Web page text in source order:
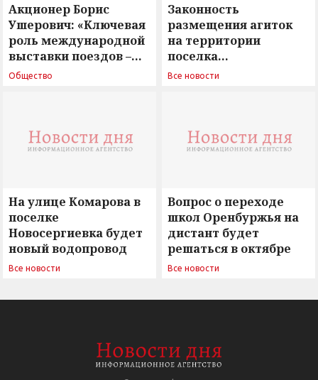
Акционер Борис
Ушерович: «Ключевая
роль международной
выставки поездов –
поиск ответов на
Общество
Законность
размещения агиток
на территории
поселка
Новосергиевка
Все новости
На улице Комарова в
поселке
Новосергиевка будет
новый водопровод
Все новости
Вопрос о переходе
школ Оренбуржья на
дистант будет
решаться в октябре
Все новости